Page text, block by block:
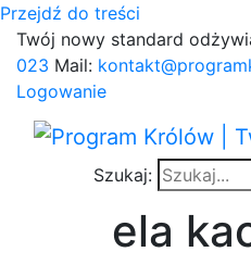
Przejdź do treści
Twój nowy standard
023 Mail:
Logowanie
Szukaj:
ela